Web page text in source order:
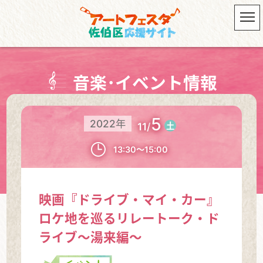
音楽･イベント情報
2022年 11/5 土
13:30～15:00
映画『ドライブ・マイ・カー』
ロケ地を巡るリレートーク・ド
ライブ～湯来編～